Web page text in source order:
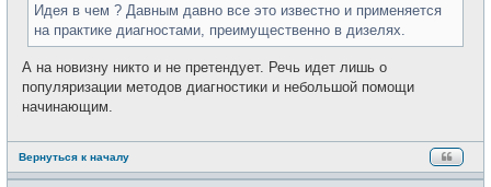
Идея в чем ? Давным давно все это известно и применяется
на практике диагностами, преимущественно в дизелях.
А на новизну никто и не претендует. Речь идет лишь о
популяризации методов диагностики и небольшой помощи
начинающим.
Вернуться к началу